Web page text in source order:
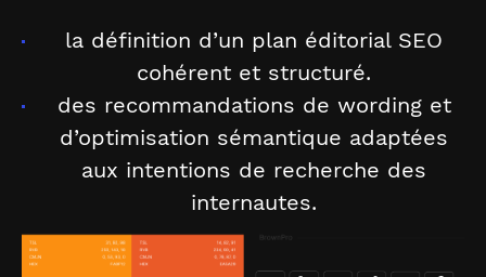
la définition d’un plan éditorial SEO
cohérent et structuré.
des recommandations de wording et
d’optimisation sémantique adaptées
aux intentions de recherche des
internautes.